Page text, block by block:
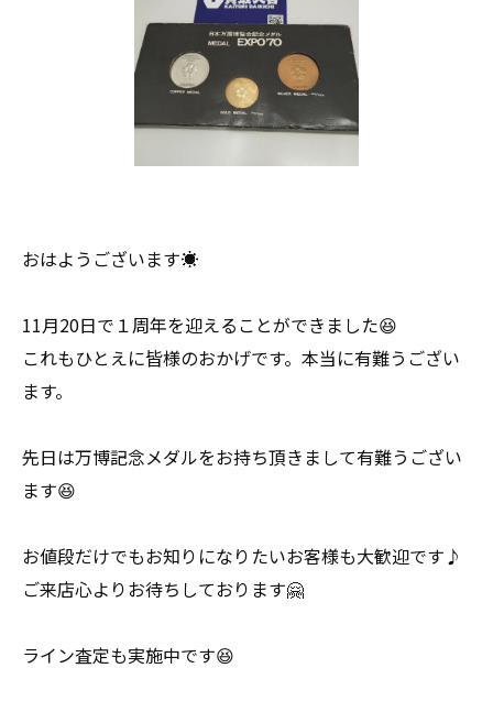
おはようございます☀
11月20日で１周年を迎えることができました😆
これもひとえに皆様のおかげです。本当に有難うござい
ます。
先日は万博記念メダルをお持ち頂きまして有難うござい
ます😆
お値段だけでもお知りになりたいお客様も大歓迎です♪
ご来店心よりお待ちしております🤗
ライン査定も実施中です😆